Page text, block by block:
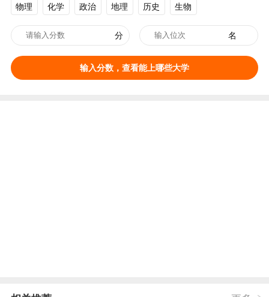
物理 化学 政治 地理 历史 生物
分 名
输入分数，查看能上哪些大学